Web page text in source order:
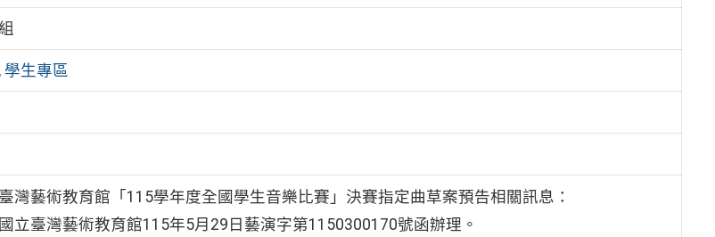
, 學生專區
灣藝術教育館「115學年度全國學生音樂比賽」決賽指定曲草案預告相關訊息：
立臺灣藝術教育館115年5月29日藝演字第1150300170號函辦理。